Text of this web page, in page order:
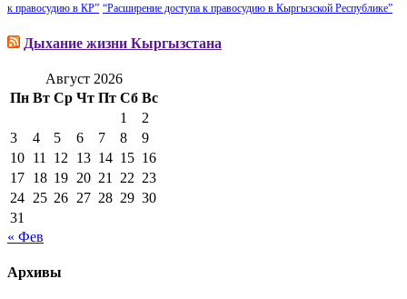
к правосудию в КР” “Расширение доступа к правосудию в Кыргызской Республике”
Дыхание жизни Кыргызстана
Август 2026
Пн Вт Ср Чт Пт Сб Вс
1
2
3
4 5 6 7 8
9
10 11 12 13 14 15 16
17 18 19 20 21 22 23
24 25 26 27 28 29 30
31
« Фев
Архивы